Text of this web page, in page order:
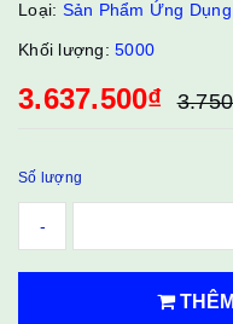
Loại: Sản Phẩm Ứng Dụng
Khối lượng: 5000
3.637.500₫
Số lượng
-